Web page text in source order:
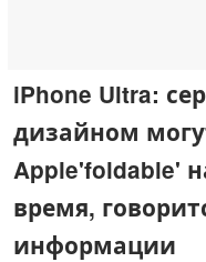
iPhone Ultra:
дизайном
Apple'foldable'
время,
информации